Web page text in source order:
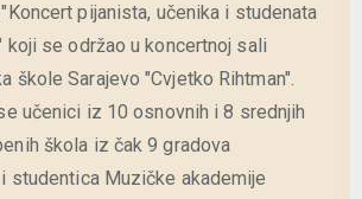
pijanista, učenika i studenata
koji se održao u koncertnoj sali
škole Sarajevo "Cvjetko Rihtman".
učenici iz 10 osnovnih i 8 srednjih
škola iz čak 9 gradova
studentica Muzičke akademije